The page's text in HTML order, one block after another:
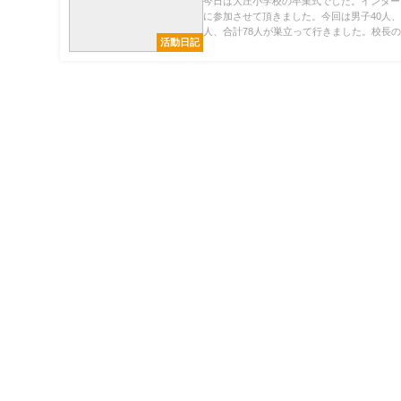
活動日記
に参加させて頂きました。今回は男子40人
人、合計78人が巣立って行きました。校長の